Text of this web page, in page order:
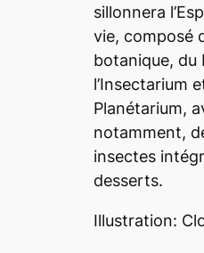
sillonnera
vie, composé
botanique, du
l’Insectarium
Planétarium,
notamment,
insectes
desserts.
Illustration: